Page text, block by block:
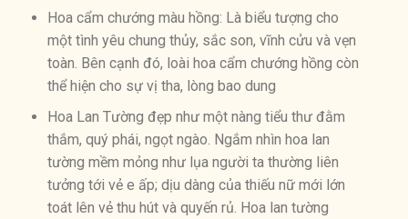
Hoa cẩm chướng màu hồng: Là biểu tượng cho
một tình yêu chung thủy, sắc son, vĩnh cửu và vẹn
toàn. Bên cạnh đó, loài hoa cẩm chướng hồng còn
thể hiện cho sự vị tha, lòng bao dung
Hoa Lan Tường đẹp như một nàng tiểu thư đằm
thắm, quý phái, ngọt ngào. Ngắm nhìn hoa lan
tường mềm mỏng như lụa người ta thường liên
tưởng tới vẻ e ấp; dịu dàng của thiếu nữ mới lớn
toát lên vẻ thu hút và quyến rủ. Hoa lan tường